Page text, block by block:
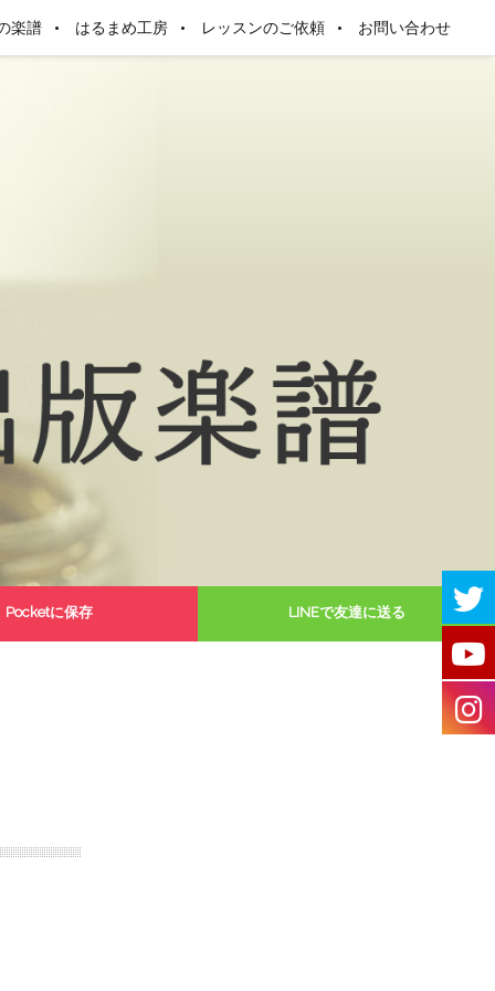
楽譜 はるまめ工房 レッスンのご依頼 お問い合わせ
Pocketに保存 LINEで友達に送る